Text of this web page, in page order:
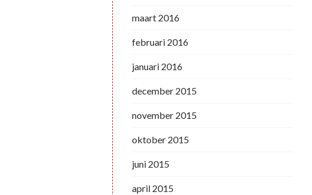
maart 2016
februari 2016
januari 2016
december 2015
november 2015
oktober 2015
juni 2015
april 2015